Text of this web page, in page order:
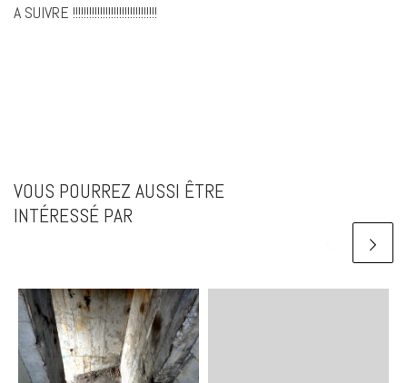
A SUIVRE !!!!!!!!!!!!!!!!!!!!!!!!!!!!!!!
VOUS POURREZ AUSSI ÊTRE
INTÉRESSÉ PAR